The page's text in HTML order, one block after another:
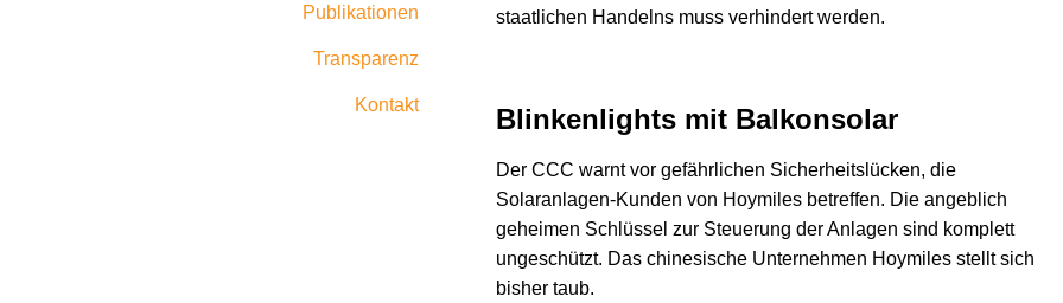
Publikationen
Transparenz
Kontakt
staatlichen Handelns muss verhindert werden.
Blinkenlights mit Balkonsolar
Der CCC warnt vor gefährlichen Sicherheitslücken, die
Solaranlagen-Kunden von Hoymiles betreffen. Die angeblich
geheimen Schlüssel zur Steuerung der Anlagen sind komplett
ungeschützt. Das chinesische Unternehmen Hoymiles stellt sich
bisher taub.